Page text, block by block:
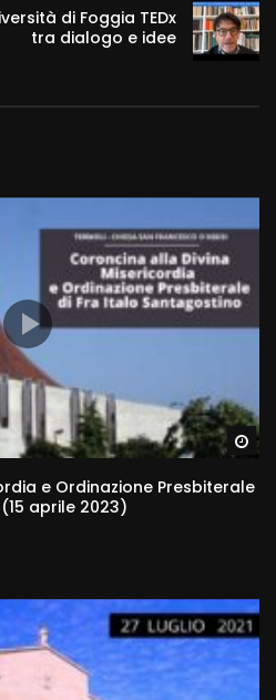
di Foggia TEDx
tra dialogo e idee
e Ordinazione Presbiterale
aprile 2023)